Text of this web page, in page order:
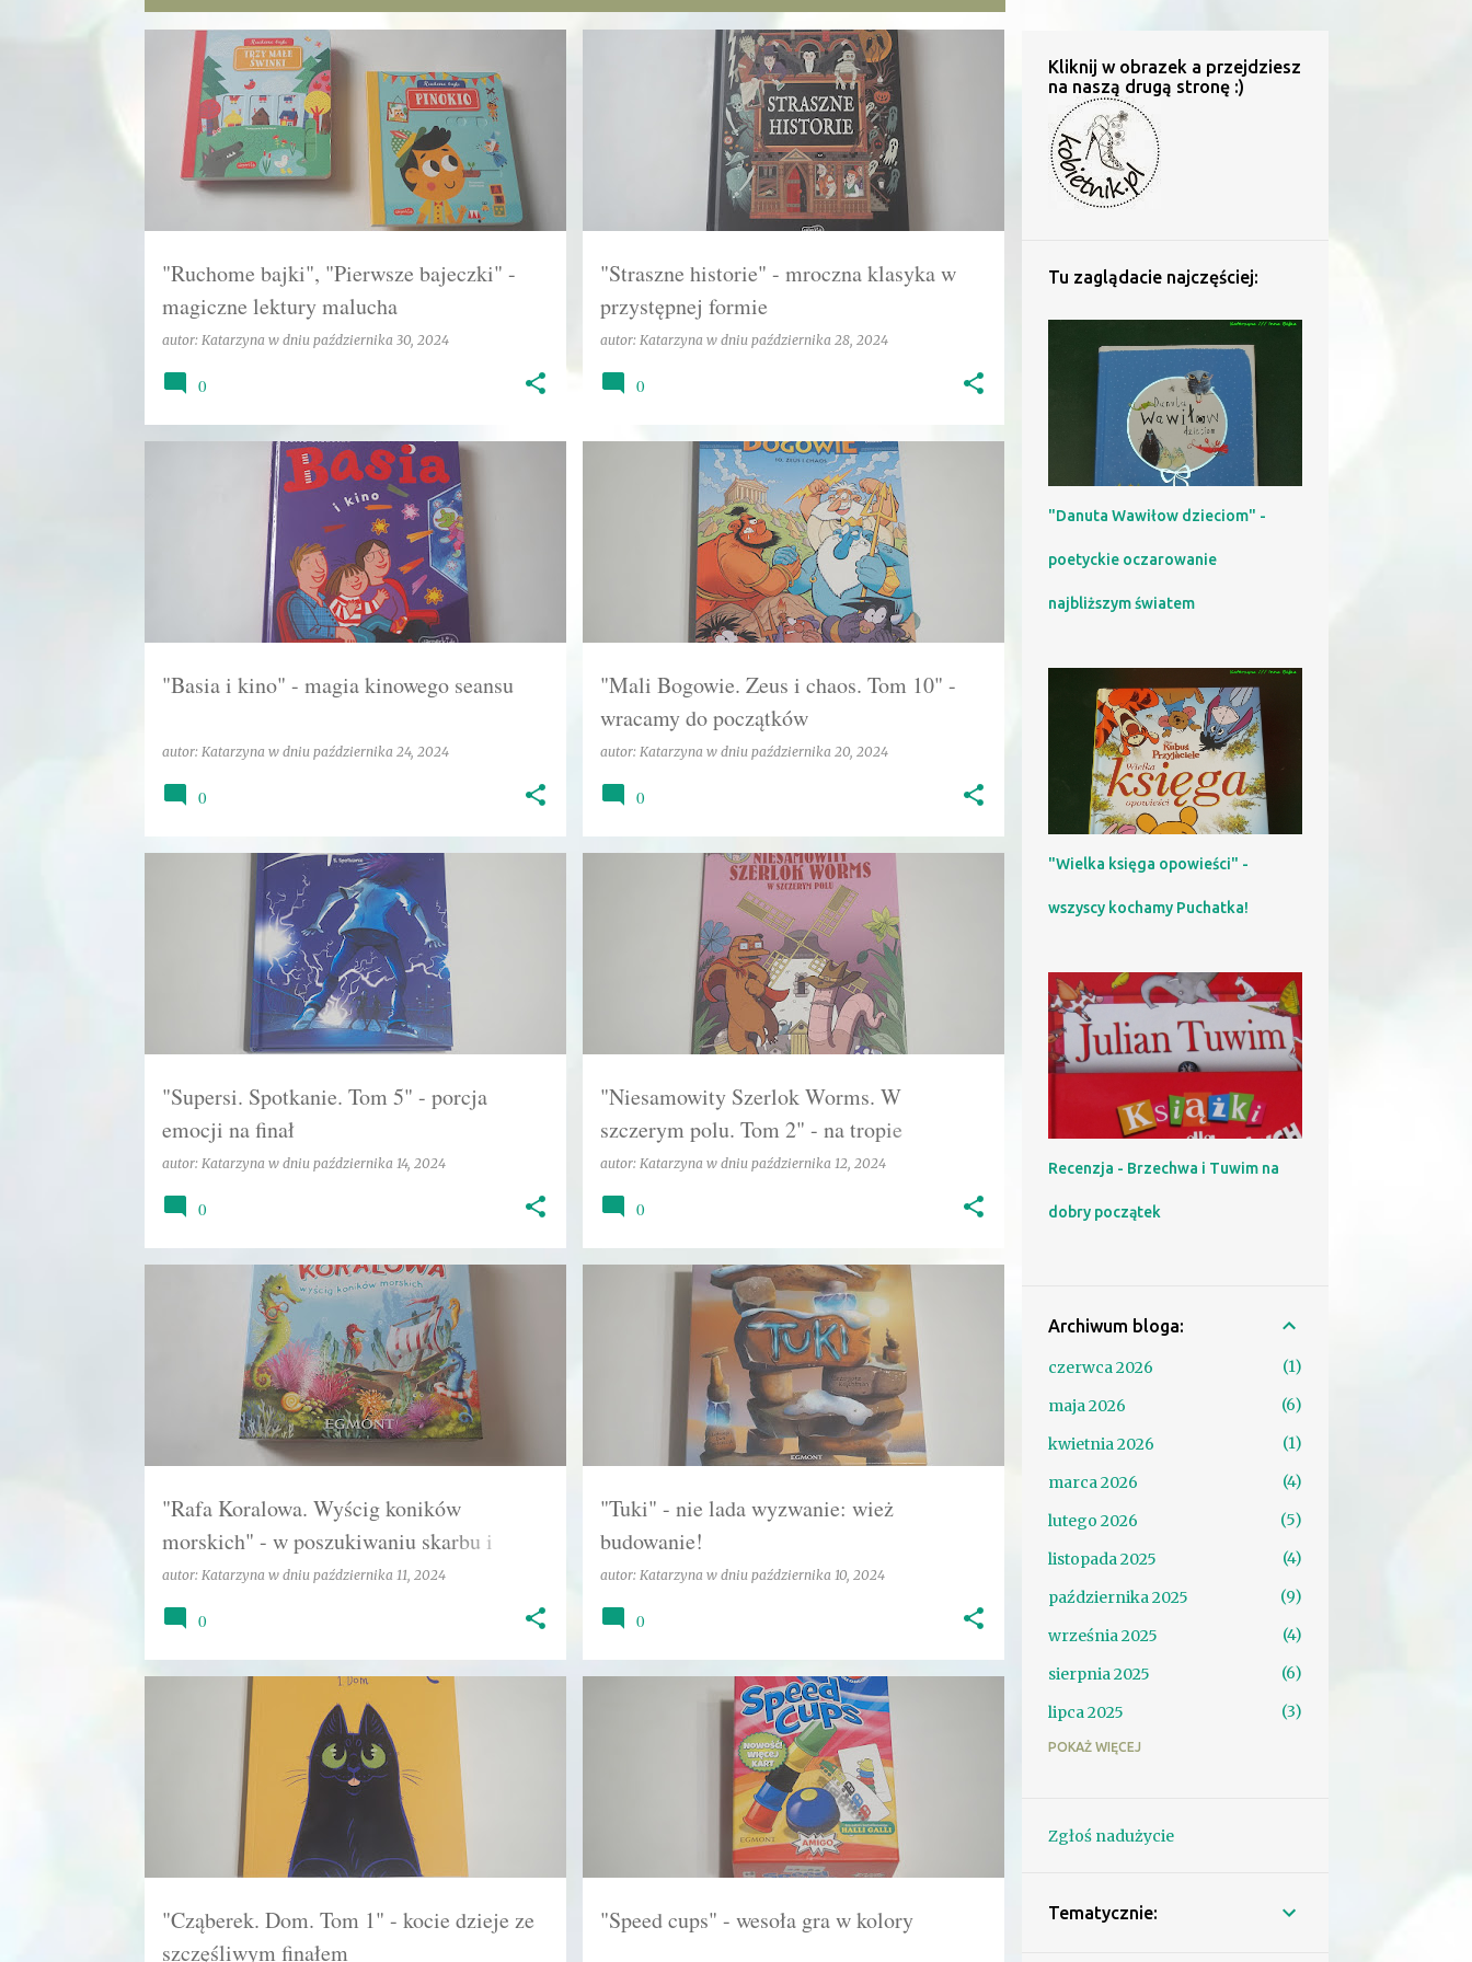
"Ruchome bajki", "Pierwsze bajeczki" -
magiczne lektury malucha
autor: Katarzyna w dniu października 30, 2024
HARPER KIDS KATARZYNA KLASYKA
0
"Straszne historie" - mroczna klasyka w
przystępnej formie
autor: Katarzyna w dniu października 28, 2024
FANTAZJA HARPER KIDS KATARZYNA
STRACH TAJEMNICA ZJAWY
0
"Basia i kino" - magia kinowego seansu
autor: Katarzyna w dniu października 24, 2024
HARPER KIDS KATARZYNA KINO
0
"Mali Bogowie. Zeus i chaos. Tom 10" -
wracamy do początków
autor: Katarzyna w dniu października 20, 2024
EGMONT HUMOR KATARZYNA
MITOLOGIA MITY PRZYGODY
0
"Supersi. Spotkanie. Tom 5" - porcja
emocji na finał
autor: Katarzyna w dniu października 14, 2024
EMOCJE INNA CYWILIZACJA
0
"Niesamowity Szerlok Worms. W
szczerym polu. Tom 2" - na tropie
złodzieja-żarłoka
autor: Katarzyna w dniu października 12, 2024
DETEKTYWI EGMONT
0
"Rafa Koralowa. Wyścig koników
morskich" - w poszukiwaniu skarbu i
dobrej zabawy:)
autor: Katarzyna w dniu października 11, 2024
GRA GRA PLANSZOWA
0
"Tuki" - nie lada wyzwanie: wież
budowanie!
autor: Katarzyna w dniu października 10, 2024
GRA KATARZYNA ŁAMIGŁÓWKA
RYWALIZACJA
0
"Cząberek. Dom. Tom 1" - kocie dzieje ze
szczęśliwym finałem
ADOPCJA ZWIERZĘCIA EGMONT KATARZYNA
"Speed cups" - wesoła gra w kolory
EGMONT GRA
Kliknij w obrazek a przejdziesz
na naszą drugą stronę :)
Tu zaglądacie najczęściej:
"Danuta Wawiłow dzieciom" -
poetyckie oczarowanie
najbliższym światem
"Wielka księga opowieści" -
wszyscy kochamy Puchatka!
Recenzja - Brzechwa i Tuwim na
dobry początek
Archiwum bloga:
czerwca 2026
1
maja 2026
6
kwietnia 2026
1
marca 2026
4
lutego 2026
5
listopada 2025
4
października 2025
9
września 2025
4
sierpnia 2025
6
lipca 2025
3
czerwca 2025
kwietnia 2025
lutego 2025
POKAŻ WIĘCEJ
Zgłoś nadużycie
Tematycznie: